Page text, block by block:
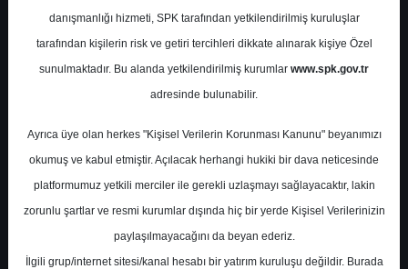
Tahminler Raporlar
danışmanlığı hizmeti, SPK tarafından yetkilendirilmiş kuruluşlar
tarafından kişilerin risk ve getiri tercihleri dikkate alınarak kişiye Özel
sunulmaktadır. Bu alanda yetkilendirilmiş kurumlar www.spk.gov.tr
adresinde bulunabilir.
Ayrıca üye olan herkes "Kişisel Verilerin Korunması Kanunu" beyanımızı
okumuş ve kabul etmiştir. Açılacak herhangi hukiki bir dava neticesinde
platformumuz yetkili merciler ile gerekli uzlaşmayı sağlayacaktır, lakin
zorunlu şartlar ve resmi kurumlar dışında hiç bir yerde Kişisel Verilerinizin
paylaşılmayacağını da beyan ederiz.
İlgili grup/internet sitesi/kanal hesabı bir yatırım kuruluşu değildir. Burada